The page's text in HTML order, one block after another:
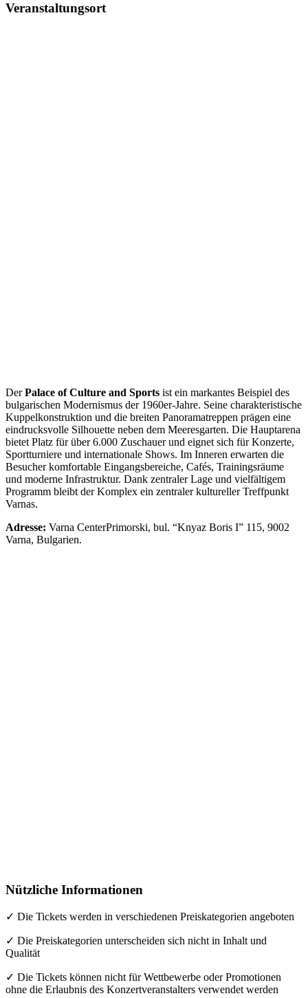
Veranstaltungsort
DerPalace of Culture and Sports ist ein markantes Beispiel des
bulgarischen Modernismus der 1960er‑Jahre. Seine charakteristische
Kuppelkonstruktion und die breiten Panoramatreppen prägen eine
eindrucksvolle Silhouette neben dem Meeresgarten. Die Hauptarena
bietet Platz für über 6.000 Zuschauer und eignet sich für Konzerte,
Sportturniere und internationale Shows. Im Inneren erwarten die
Besucher komfortable Eingangsbereiche, Cafés, Trainingsräume
und moderne Infrastruktur. Dank zentraler Lage und vielfältigem
Programm bleibt der Komplex ein zentraler kultureller Treffpunkt
Varnas.
Adresse: Varna CenterPrimorski, bul. “Knyaz Boris I” 115, 9002
Varna, Bulgarien.
Nützliche Informationen
✓ Die Tickets werden in verschiedenen Preiskategorien angeboten
✓ Die Preiskategorien unterscheiden sich nicht in Inhalt und
Qualität
✓ Die Tickets können nicht für Wettbewerbe oder Promotionen
ohne die Erlaubnis des Konzertveranstalters verwendet werden